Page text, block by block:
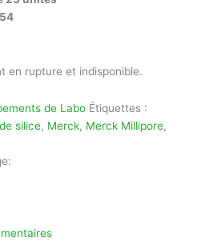
en rupture et indisponible.
de Labo Étiquettes :
silice, Merck, Merck Millipore,